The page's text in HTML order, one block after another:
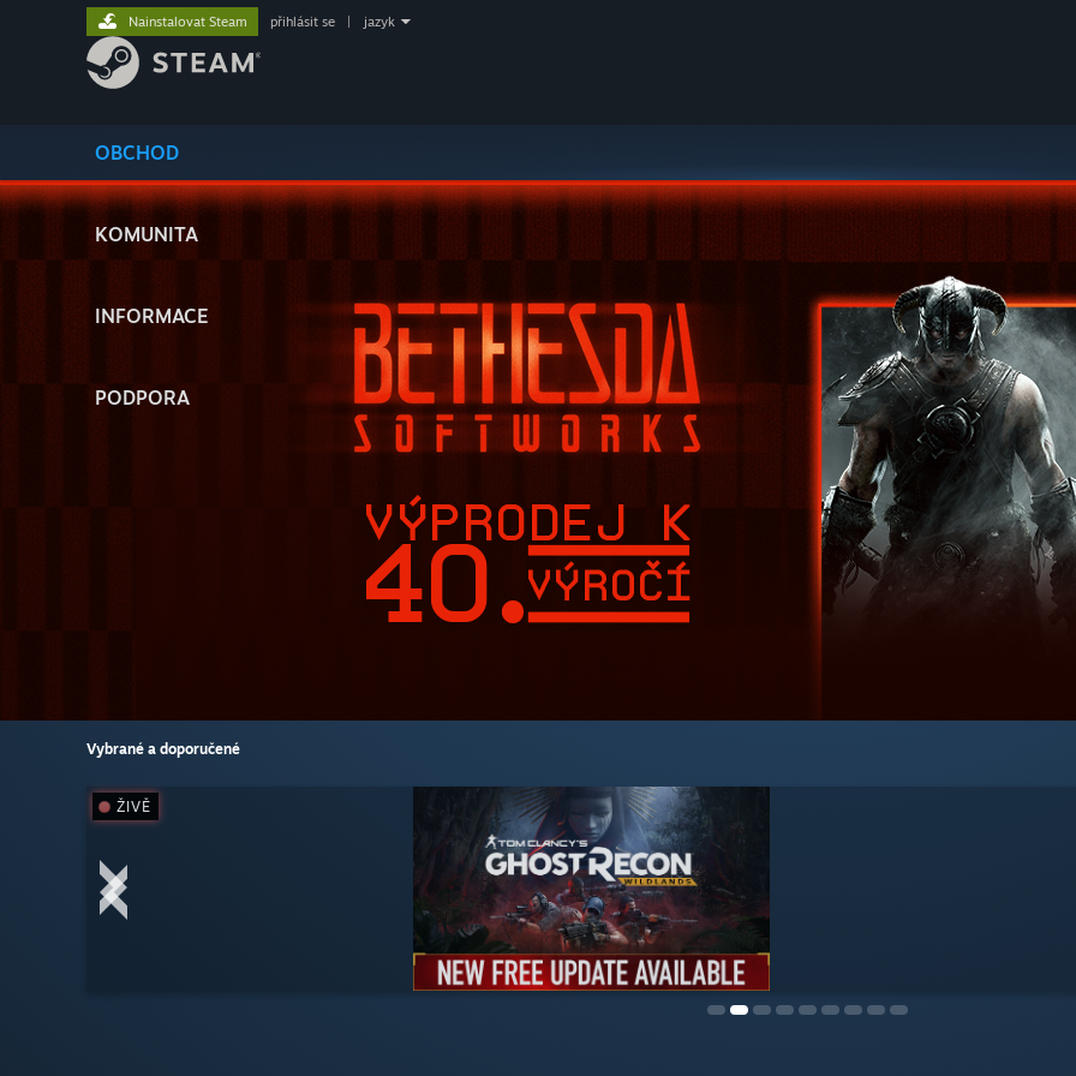
OBCHOD
KOMUNITA
INFORMACE
PODPORA
Nainstalovat Steam přihlásit se jazyk
Vybrané a doporučené
ŽIVĚ